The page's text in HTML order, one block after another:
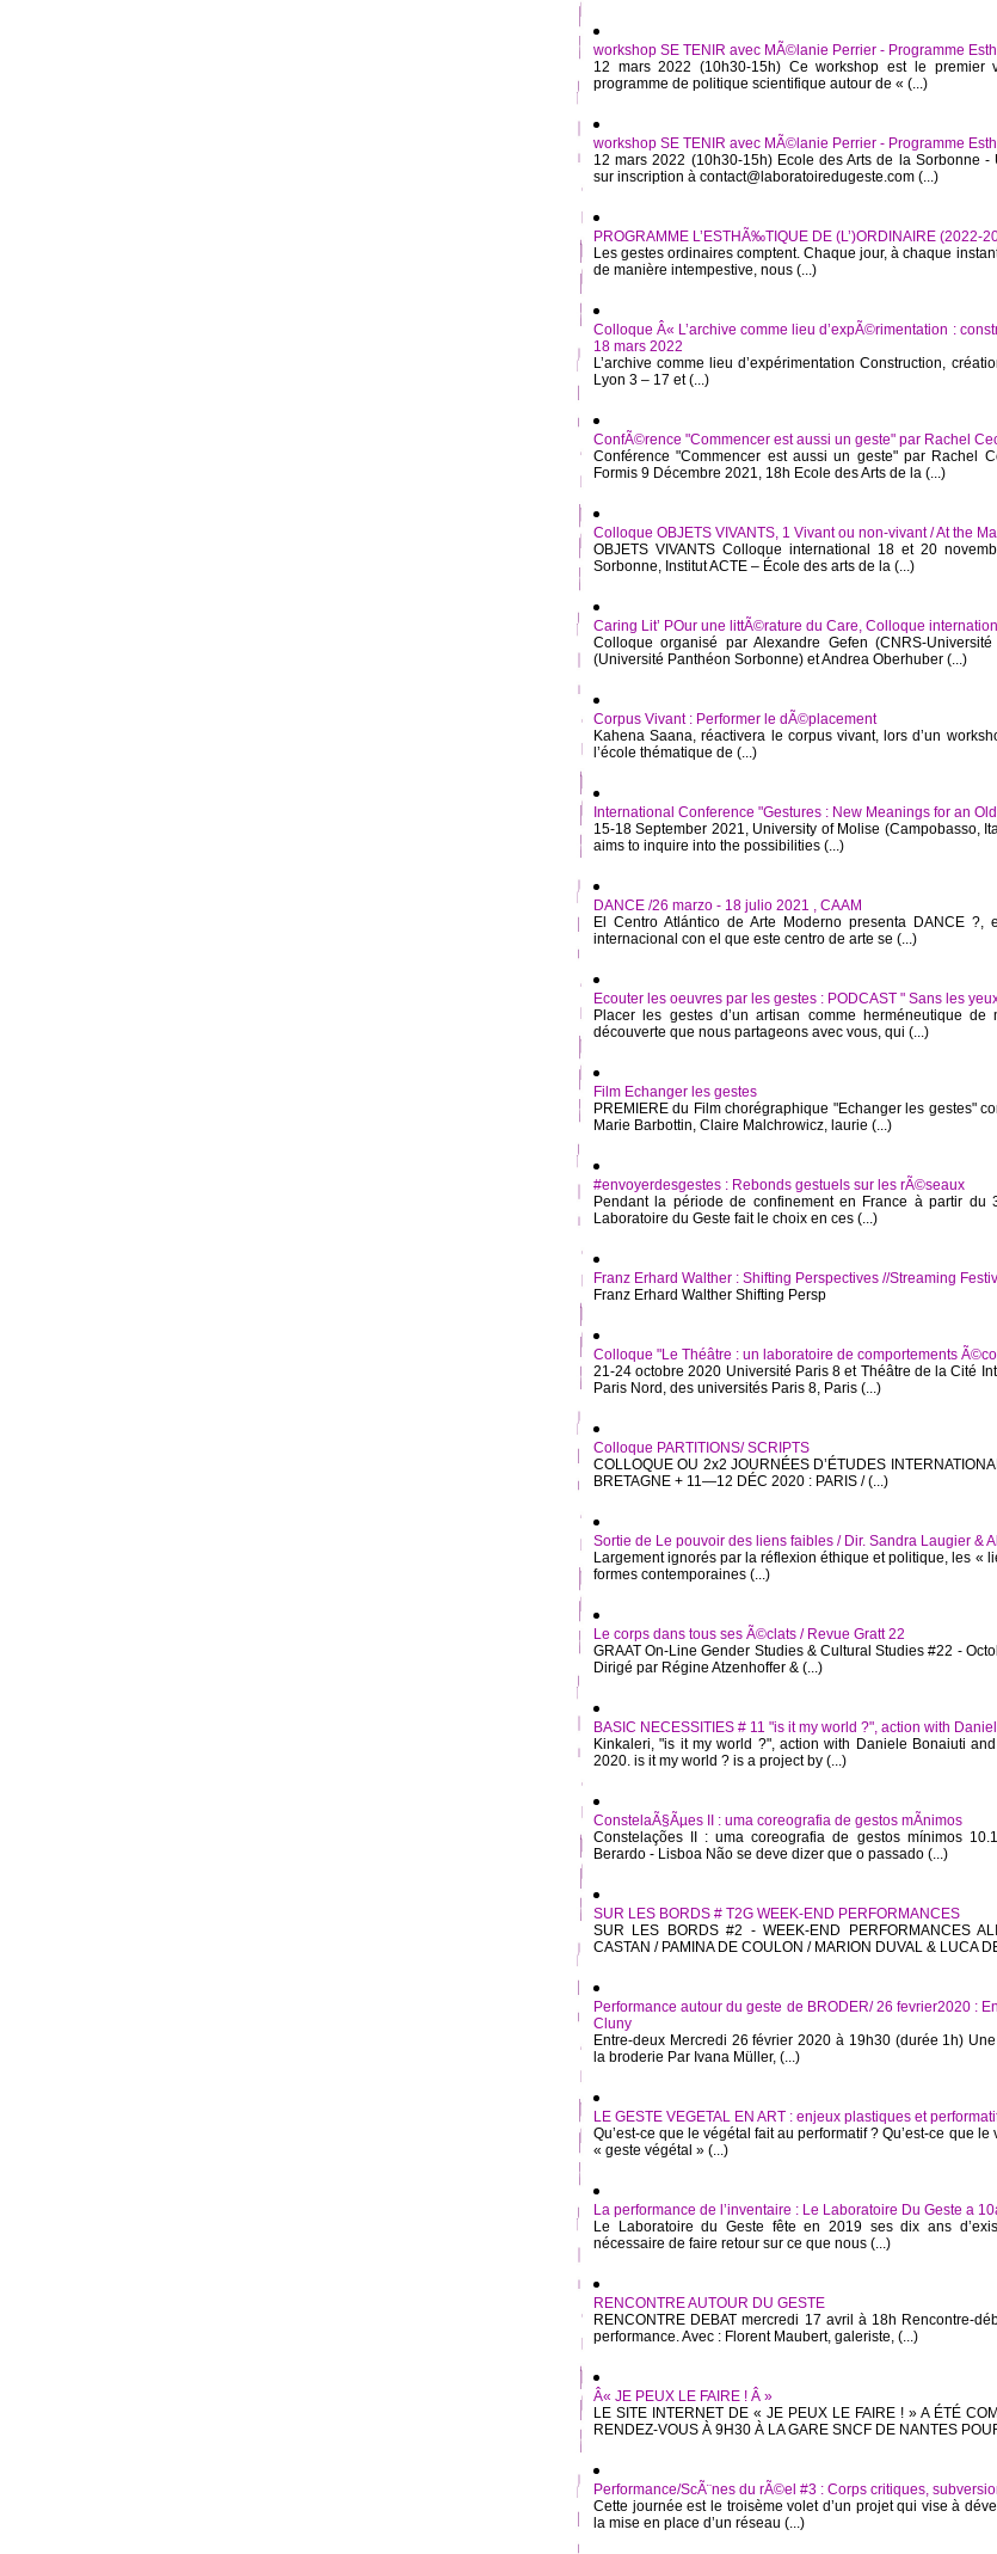
workshop SE TENIR avec MÃ©lanie Perrier - Programme
12 mars 2022 (10h30-15h) Ce workshop est le premier
programme de politique scientifique autour de « (...)
workshop SE TENIR avec MÃ©lanie Perrier - Programme
12 mars 2022 (10h30-15h) Ecole des Arts de la Sorbonne
sur inscription à contact@laboratoiredugeste.com (...)
PROGRAMME L’ESTHÃ‰TIQUE DE (L’)ORDINAIRE (2022-
Les gestes ordinaires comptent. Chaque jour, à chaque
de manière intempestive, nous (...)
Colloque Â« L’archive comme lieu d’expÃ©rimentation :
18 mars 2022
L’archive comme lieu d’expérimentation Construction,
Lyon 3 – 17 et (...)
ConfÃ©rence "Commencer est aussi un geste" par Rachel
Conférence "Commencer est aussi un geste" par Rachel
Formis 9 Décembre 2021, 18h Ecole des Arts de la (...)
Colloque OBJETS VIVANTS, 1 Vivant ou non-vivant / At the
OBJETS VIVANTS Colloque international 18 et 20
Sorbonne, Institut ACTE – École des arts de la (...)
Caring Lit’ POur une littÃ©rature du Care, Colloque
Colloque organisé par Alexandre Gefen (CNRS-
(Université Panthéon Sorbonne) et Andrea Oberhuber (...)
Corpus Vivant : Performer le dÃ©placement
Kahena Saana, réactivera le corpus vivant, lors d’un
l’école thématique de (...)
International Conference "Gestures : New Meanings for an
15-18 September 2021, University of Molise (Campobasso,
aims to inquire into the possibilities (...)
DANCE /26 marzo - 18 julio 2021 , CAAM
El Centro Atlántico de Arte Moderno presenta DANCE ?,
internacional con el que este centro de arte se (...)
Ecouter les oeuvres par les gestes : PODCAST " Sans les
Placer les gestes d’un artisan comme herméneutique
découverte que nous partageons avec vous, qui (...)
Film Echanger les gestes
PREMIERE du Film chorégraphique "Echanger les gestes"
Marie Barbottin, Claire Malchrowicz, laurie (...)
#envoyerdesgestes : Rebonds gestuels sur les rÃ©seaux
Pendant la période de confinement en France à partir du
Laboratoire du Geste fait le choix en ces (...)
Franz Erhard Walther : Shifting Perspectives //Streaming
Franz Erhard Walther Shifting Persp
Colloque "Le Théâtre : un laboratoire de comportements
21-24 octobre 2020 Université Paris 8 et Théâtre de la Cité
Paris Nord, des universités Paris 8, Paris (...)
Colloque PARTITIONS/ SCRIPTS
COLLOQUE OU 2x2 JOURNÉES D’ÉTUDES
BRETAGNE + 11—12 DÉC 2020 : PARIS / (...)
Sortie de Le pouvoir des liens faibles / Dir. Sandra Laugier &
Largement ignorés par la réflexion éthique et politique, les «
formes contemporaines (...)
Le corps dans tous ses Ã©clats / Revue Gratt 22
GRAAT On-Line Gender Studies & Cultural Studies #22 -
Dirigé par Régine Atzenhoffer & (...)
BASIC NECESSITIES # 11 "is it my world ?", action with
Kinkaleri, "is it my world ?", action with Daniele Bonaiuti
2020. is it my world ? is a project by (...)
ConstelaÃ§Ãµes II : uma coreografia de gestos mÃ­nimos
Constelações II : uma coreografia de gestos mínimos
Berardo - Lisboa Não se deve dizer que o passado (...)
SUR LES BORDS # T2G WEEK-END PERFORMANCES
SUR LES BORDS #2 - WEEK-END PERFORMANCES
CASTAN / PAMINA DE COULON / MARION DUVAL & LUCA
Performance autour du geste de BRODER/ 26 fevrier2020 :
Cluny
Entre-deux Mercredi 26 février 2020 à 19h30 (durée 1h)
la broderie Par Ivana Müller, (...)
LE GESTE VEGETAL EN ART : enjeux plastiques et
Qu’est-ce que le végétal fait au performatif ? Qu’est-ce que
« geste végétal » (...)
La performance de l’inventaire : Le Laboratoire Du Geste a
Le Laboratoire du Geste fête en 2019 ses dix ans
nécessaire de faire retour sur ce que nous (...)
RENCONTRE AUTOUR DU GESTE
RENCONTRE DEBAT mercredi 17 avril à 18h Rencontre-
performance. Avec : Florent Maubert, galeriste, (...)
Â« JE PEUX LE FAIRE ! Â »
LE SITE INTERNET DE « JE PEUX LE FAIRE ! » A ÉTÉ
RENDEZ-VOUS À 9H30 À LA GARE SNCF DE NANTES
Performance/ScÃ¨nes du rÃ©el #3 : Corps critiques,
Cette journée est le troisème volet d’un projet qui vise à
la mise en place d’un réseau (...)